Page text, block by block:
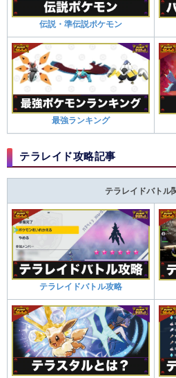
伝説・準伝説ポケモン
最強ランキング
テラレイド攻略記事
テラレイドバトル
テラレイドバトル攻略